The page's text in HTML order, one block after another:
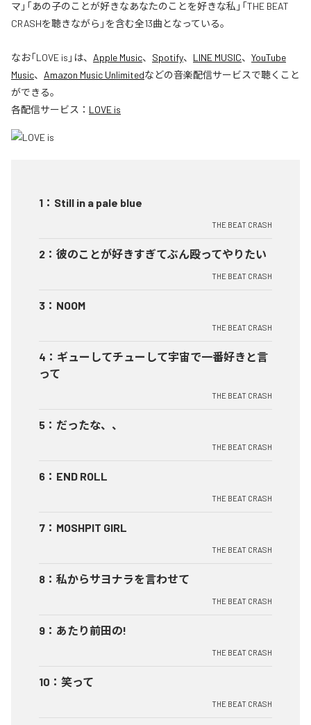
マ」「あの子のことが好きなあなたのことを好きな私」「THE BEAT
CRASHを聴きながら」を含む全13曲となっている。
なお「LOVE is 」は、 Apple Music、 Spotify、 LINE MUSIC、 YouTube
Music、 Amazon Music Unlimitedなどの音楽配信サービスで聴くこと
ができる。
各配信サービス： LOVE is
1 ： Still in a pale blue
THE BEAT CRASH
2 ： 彼のことが好きすぎてぶん殴ってやりたい
THE BEAT CRASH
3 ： NOOM
THE BEAT CRASH
4 ： ギューしてチューして宇宙で一番好きと言
って
THE BEAT CRASH
5 ： だったな、、
THE BEAT CRASH
6 ： END ROLL
THE BEAT CRASH
7 ： MOSHPIT GIRL
THE BEAT CRASH
8 ： 私からサヨナラを言わせて
THE BEAT CRASH
9 ： あたり前田の!
THE BEAT CRASH
10 ： 笑って
THE BEAT CRASH